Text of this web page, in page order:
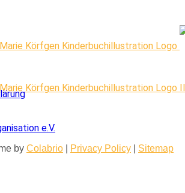
e.V.
by Colabrio Privacy Policy
Sitemap